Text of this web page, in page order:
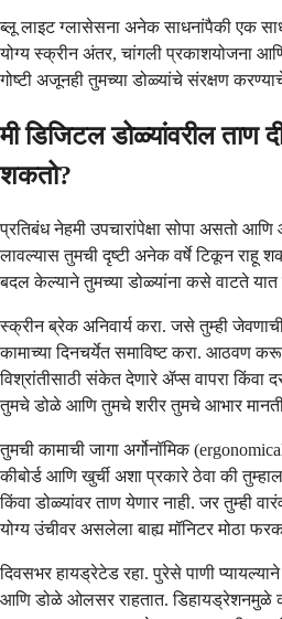
ब्लू लाइट ग्लासेसना अनेक साधनांपैकी एक
योग्य स्क्रीन अंतर, चांगली प्रकाशयोजना
गोष्टी अजूनही तुमच्या डोळ्यांचे संरक्षण
मी डिजिटल डोळ्यांवरील ताण
शकतो?
प्रतिबंध नेहमी उपचारांपेक्षा सोपा असतो
लावल्यास तुमची दृष्टी अनेक वर्षे टिकून राहू
बदल केल्याने तुमच्या डोळ्यांना कसे वाटते
स्क्रीन ब्रेक अनिवार्य करा. जसे तुम्ही
कामाच्या दिनचर्येत समाविष्ट करा. आठवण
विश्रांतीसाठी संकेत देणारे ॲप्स वापरा किंवा
तुमचे डोळे आणि तुमचे शरीर तुमचे आभार
तुमची कामाची जागा अर्गोनॉमिक
कीबोर्ड आणि खुर्ची अशा प्रकारे ठेवा की
किंवा डोळ्यांवर ताण येणार नाही. जर तुम्ही
योग्य उंचीवर असलेला बाह्य मॉनिटर मोठा
दिवसभर हायड्रेटेड रहा. पुरेसे पाणी
आणि डोळे ओलसर राहतात. डिहायड्रेशनमुळे